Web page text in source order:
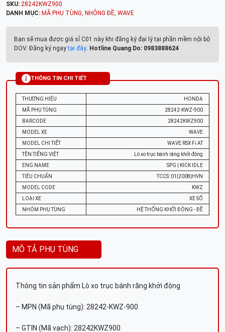
SKU: 28242KWZ900
DANH MỤC: MÃ PHỤ TÙNG, NHÔNG ĐỀ, WAVE
Bạn sẽ mua được giá sỉ C01 này khi đăng ký đại lý tại phần mềm nội bộ
DOV. Đăng ký ngaytại đây. Hotline Quang Do: 0983888624
THÔNG TIN CHI TIẾT
THƯƠNG HIỆU
HONDA
MÃ PHỤ TÙNG
28242-KWZ-900
BARCODE
28242KWZ900
MODEL XE
WAVE
MODEL CHI TIẾT
WAVE RSX Fi AT
TÊN TIẾNG VIỆT
Lò xo trục bánh răng khởi động
ENG NAME
SPG | KICK IDLE
TIÊU CHUẨN
TCCS: 01|2008|HVN
MODEL CODE
KWZ
LOẠI XE
XE SỐ
NHÓM PHỤ TÙNG
HỆ THỐNG KHỞI ĐỘNG - ĐỀ
MÔ TẢ PHỤ TÙNG
Thông tin sản phẩm Lò xo trục bánh răng khởi động
– MPN (Mã phụ tùng): 28242-KWZ-900
– GTIN (Mã vạch): 28242KWZ900